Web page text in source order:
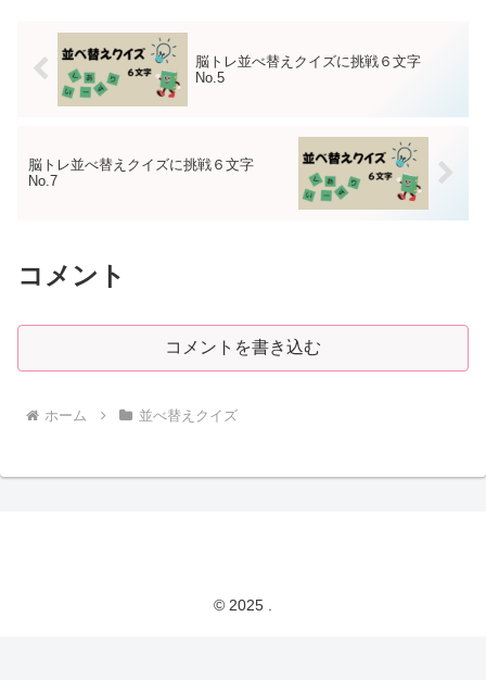
脳トレ並べ替えクイズに挑戦６文字
No.5
脳トレ並べ替えクイズに挑戦６文字
No.7
コメント
コメントを書き込む
ホーム 並べ替えクイズ
© 2025 .